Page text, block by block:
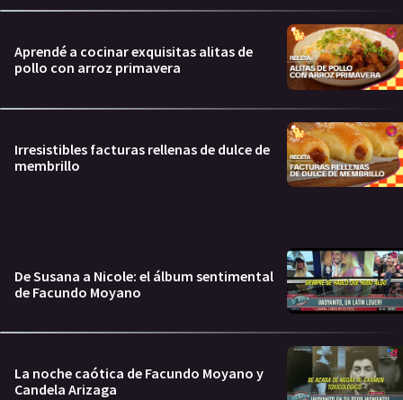
Aprendé a cocinar exquisitas alitas de
pollo con arroz primavera
Irresistibles facturas rellenas de dulce de
membrillo
De Susana a Nicole: el álbum sentimental
de Facundo Moyano
La noche caótica de Facundo Moyano y
Candela Arizaga